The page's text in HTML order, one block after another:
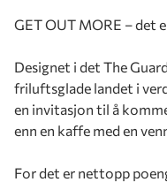
GET OUT MORE – det
Designet i det The
friluftsglade landet i
en invitasjon til å
enn en kaffe med en
For det er nettopp